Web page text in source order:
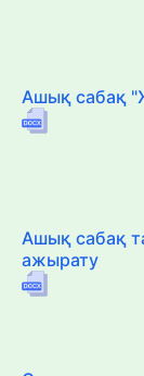
Ашық сабақ
Ашық сабақ
ажырату